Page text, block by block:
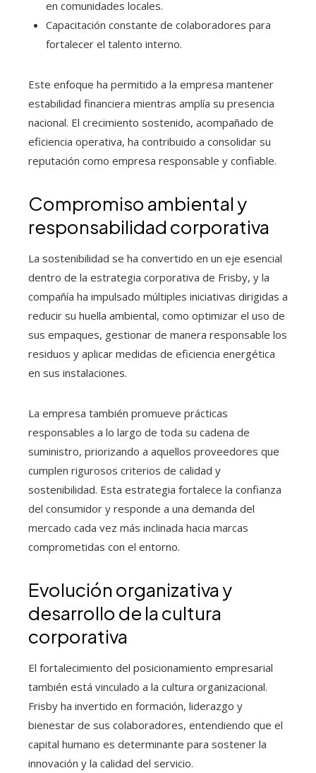
en comunidades locales.
Capacitación constante de colaboradores para
fortalecer el talento interno.
Este enfoque ha permitido a la empresa mantener
estabilidad financiera mientras amplía su presencia
nacional. El crecimiento sostenido, acompañado de
eficiencia operativa, ha contribuido a consolidar su
reputación como empresa responsable y confiable.
Compromiso ambiental y
responsabilidad corporativa
La sostenibilidad se ha convertido en un eje esencial
dentro de la estrategia corporativa de Frisby, y la
compañía ha impulsado múltiples iniciativas dirigidas a
reducir su huella ambiental, como optimizar el uso de
sus empaques, gestionar de manera responsable los
residuos y aplicar medidas de eficiencia energética
en sus instalaciones.
La empresa también promueve prácticas
responsables a lo largo de toda su cadena de
suministro, priorizando a aquellos proveedores que
cumplen rigurosos criterios de calidad y
sostenibilidad. Esta estrategia fortalece la confianza
del consumidor y responde a una demanda del
mercado cada vez más inclinada hacia marcas
comprometidas con el entorno.
Evolución organizativa y
desarrollo de la cultura
corporativa
El fortalecimiento del posicionamiento empresarial
también está vinculado a la cultura organizacional.
Frisby ha invertido en formación, liderazgo y
bienestar de sus colaboradores, entendiendo que el
capital humano es determinante para sostener la
innovación y la calidad del servicio.